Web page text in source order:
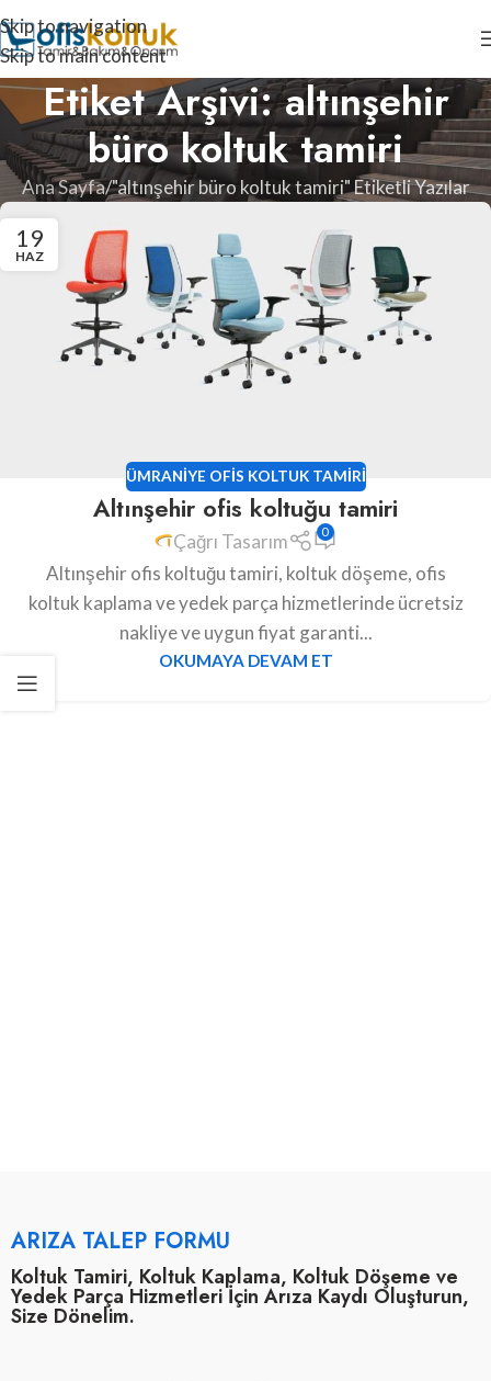
Skip to navigation
Skip to main content
Etiket Arşivi: altınşehir
büro koltuk tamiri
Ana Sayfa "altınşehir büro koltuk tamiri" Etiketli Yazılar
19
HAZ
ÜMRANIYE OFIS KOLTUK TAMIRI
Altınşehir ofis koltuğu tamiri
Çağrı Tasarım 0
Altınşehir ofis koltuğu tamiri, koltuk döşeme, ofis
koltuk kaplama ve yedek parça hizmetlerinde ücretsiz
nakliye ve uygun fiyat garanti...
OKUMAYA DEVAM ET
ARIZA TALEP FORMU
Koltuk Tamiri, Koltuk Kaplama, Koltuk Döşeme ve
Yedek Parça Hizmetleri İçin Arıza Kaydı Oluşturun,
Size Dönelim.